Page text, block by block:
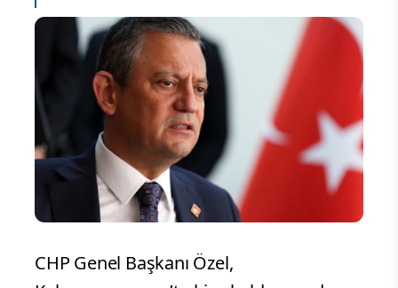
CHP Genel Başkanı Özel,